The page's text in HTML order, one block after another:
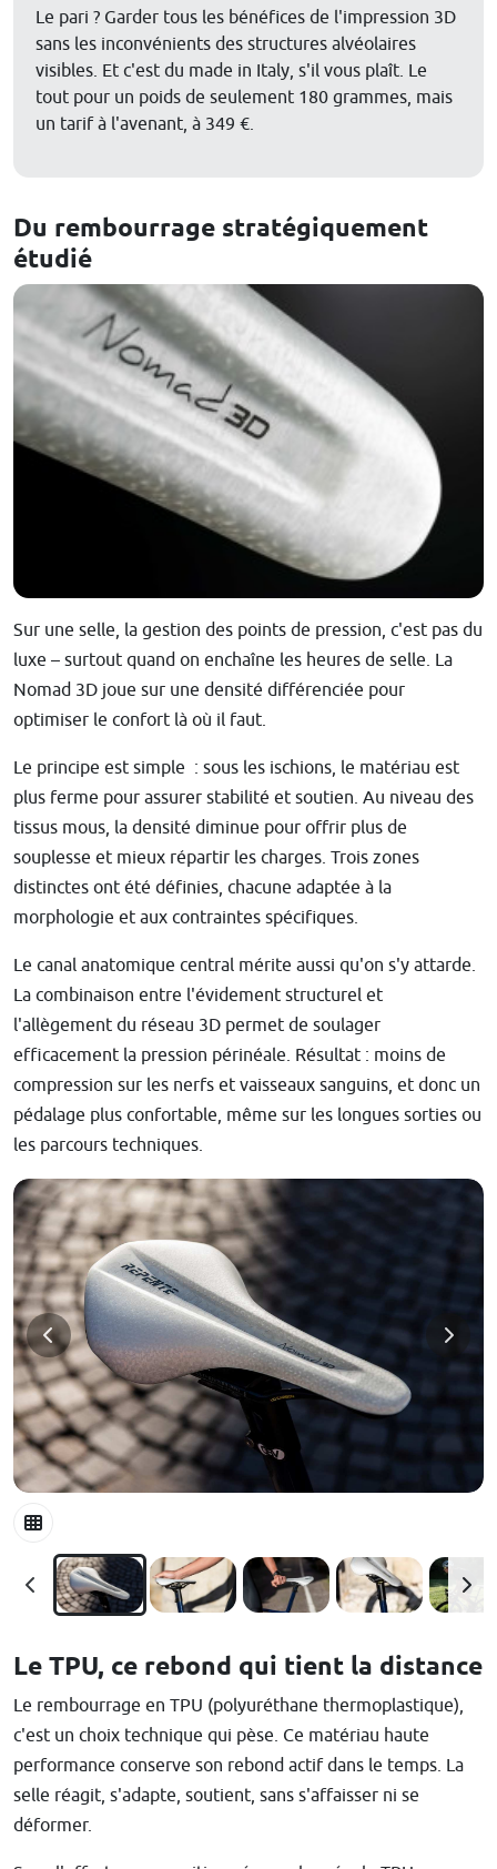
Le pari ? Garder tous les bénéfices de l'impression 3D
sans les inconvénients des structures alvéolaires
visibles. Et c'est du made in Italy, s'il vous plaît. Le
tout pour un poids de seulement 180 grammes, mais
un tarif à l'avenant, à 349 €.
Du rembourrage stratégiquement
étudié
Sur une selle, la gestion des points de pression, c'est pas du
luxe – surtout quand on enchaîne les heures de selle. La
Nomad 3D joue sur une densité différenciée pour
optimiser le confort là où il faut.
Le principe est simple : sous les ischions, le matériau est
plus ferme pour assurer stabilité et soutien. Au niveau des
tissus mous, la densité diminue pour offrir plus de
souplesse et mieux répartir les charges. Trois zones
distinctes ont été définies, chacune adaptée à la
morphologie et aux contraintes spécifiques.
Le canal anatomique central mérite aussi qu'on s'y attarde.
La combinaison entre l'évidement structurel et
l'allègement du réseau 3D permet de soulager
efficacement la pression périnéale. Résultat : moins de
compression sur les nerfs et vaisseaux sanguins, et donc un
pédalage plus confortable, même sur les longues sorties ou
les parcours techniques.
Le TPU, ce rebond qui tient la distance
Le rembourrage en TPU (polyuréthane thermoplastique),
c'est un choix technique qui pèse. Ce matériau haute
performance conserve son rebond actif dans le temps. La
selle réagit, s'adapte, soutient, sans s'affaisser ni se
déformer.